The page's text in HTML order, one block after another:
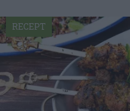
RECEPT